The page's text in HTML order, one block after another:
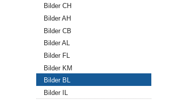
Bilder CH
Bilder AH
Bilder CB
Bilder AL
Bilder FL
Bilder KM
Bilder BL
Bilder IL